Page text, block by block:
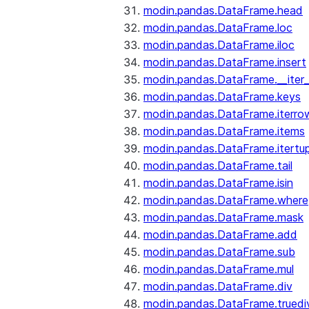
modin.pandas.DataFrame.head
modin.pandas.DataFrame.loc
modin.pandas.DataFrame.iloc
modin.pandas.DataFrame.insert
modin.pandas.DataFrame.__iter__
modin.pandas.DataFrame.keys
modin.pandas.DataFrame.items
modin.pandas.DataFrame.tail
modin.pandas.DataFrame.isin
modin.pandas.DataFrame.where
modin.pandas.DataFrame.mask
modin.pandas.DataFrame.add
modin.pandas.DataFrame.sub
modin.pandas.DataFrame.mul
modin.pandas.DataFrame.div